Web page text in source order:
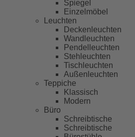
Spiegel
Einzelmöbel
Leuchten
Deckenleuchten
Wandleuchten
Pendelleuchten
Stehleuchten
Tischleuchten
Außenleuchten
Teppiche
Klassisch
Modern
Büro
Schreibtische
Schreibtische